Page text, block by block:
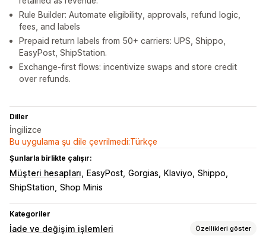
Rule Builder: Automate eligibility, approvals, refund logic,
fees, and labels
Prepaid return labels from 50+ carriers: UPS, Shippo,
EasyPost, ShipStation.
Exchange-first flows: incentivize swaps and store credit
over refunds.
Diller
İngilizce
Bu uygulama şu dile çevrilmedi:Türkçe
Şunlarla birlikte çalışır:
Müşteri hesapları EasyPost Gorgias Klaviyo Shippo
ShipStation Shop Minis
Kategoriler
İade ve değişim işlemleri Özellikleri göster